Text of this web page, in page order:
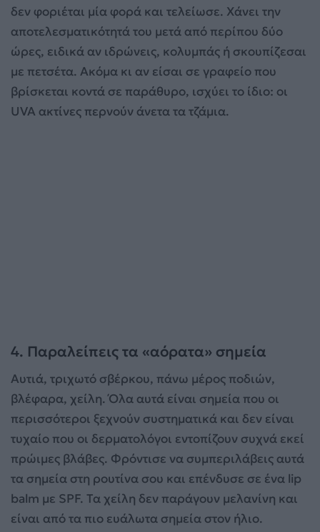
δεν φοριέται μία φορά και τελείωσε. Χάνει την
αποτελεσματικότητά του μετά από περίπου δύο
ώρες, ειδικά αν ιδρώνεις, κολυμπάς ή σκουπίζεσαι
με πετσέτα. Ακόμα κι αν είσαι σε γραφείο που
βρίσκεται κοντά σε παράθυρο, ισχύει το ίδιο: οι
UVA ακτίνες περνούν άνετα τα τζάμια.
4. Παραλείπεις τα «αόρατα» σημεία
Αυτιά, τριχωτό σβέρκου, πάνω μέρος ποδιών,
βλέφαρα, χείλη. Όλα αυτά είναι σημεία που οι
περισσότεροι ξεχνούν συστηματικά και δεν είναι
τυχαίο που οι δερματολόγοι εντοπίζουν συχνά εκεί
πρώιμες βλάβες. Φρόντισε να συμπεριλάβεις αυτά
τα σημεία στη ρουτίνα σου και επένδυσε σε ένα lip
balm με SPF. Τα χείλη δεν παράγουν μελανίνη και
είναι από τα πιο ευάλωτα σημεία στον ήλιο.